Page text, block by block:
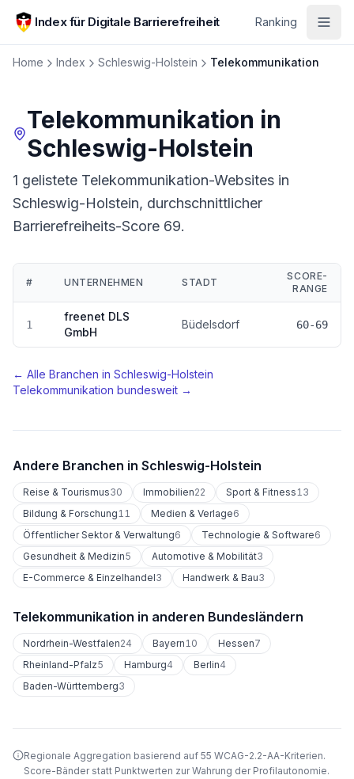
Zum Hauptinhalt springen
Index für Digitale Barrierefreiheit Ranking
Home Index Schleswig-Holstein Telekommunikation
Telekommunikation in
Schleswig-Holstein
1 gelistete Telekommunikation-Websites in
Schleswig-Holstein, durchschnittlicher
Barrierefreiheits-Score 69.
Telekommunikation
# UNTERNEHMEN STADT
SCORE-
RANGE
1
freenet DLS
GmbH
Büdelsdorf 60-69
← Alle Branchen in Schleswig-Holstein
Telekommunikation bundesweit →
Andere Branchen in Schleswig-Holstein
Reise & Tourismus30 Immobilien22 Sport & Fitness13
Bildung & Forschung11 Medien & Verlage6
Öffentlicher Sektor & Verwaltung6 Technologie & Software6
Gesundheit & Medizin5 Automotive & Mobilität3
E-Commerce & Einzelhandel3 Handwerk & Bau3
Telekommunikation in anderen Bundesländern
Nordrhein-Westfalen24 Bayern10 Hessen7
Rheinland-Pfalz5 Hamburg4 Berlin4
Baden-Württemberg3
Regionale Aggregation basierend auf 55 WCAG-2.2-AA-Kriterien.
Score-Bänder statt Punktwerten zur Wahrung der Profilautonomie.